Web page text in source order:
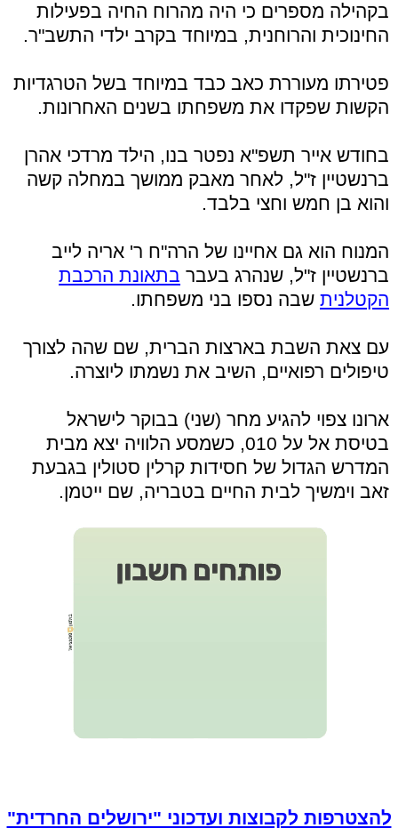
בקהילה מספרים כי היה מהרוח החיה בפעילות
החינוכית והרוחנית, במיוחד בקרב ילדי התשב"ר.
פטירתו מעוררת כאב כבד במיוחד בשל הטרגדיות
הקשות שפקדו את משפחתו בשנים האחרונות.
בחודש אייר תשפ"א נפטר בנו, הילד מרדכי אהרן
ברנשטיין ז"ל, לאחר מאבק ממושך במחלה קשה
והוא בן חמש וחצי בלבד.
המנוח הוא גם אחיינו של הרה"ח ר' אריה לייב
ברנשטיין ז"ל, שנהרג בעבר בתאונת הרכבת
הקטלנית שבה נספו בני משפחתו.
עם צאת השבת בארצות הברית, שם שהה לצורך
טיפולים רפואיים, השיב את נשמתו ליוצרה.
ארונו צפוי להגיע מחר (שני) בבוקר לישראל
בטיסת אל על 010, כשמסע הלוויה יצא מבית
המדרש הגדול של חסידות קרלין סטולין בגבעת
זאב וימשיך לבית החיים בטבריה, שם ייטמן.
להצטרפות לקבוצות ועדכוני "ירושלים החרדית"